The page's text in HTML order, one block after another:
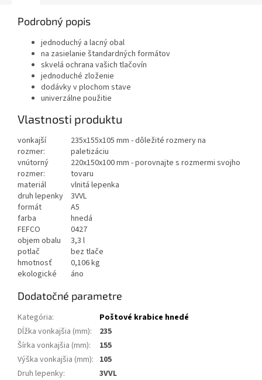
Podrobný popis
jednoduchý a lacný obal
na zasielanie štandardných formátov
skvelá ochrana vašich tlačovín
jednoduché zloženie
dodávky v plochom stave
univerzálne použitie
Vlastnosti produktu
vonkajší
rozmer:
235x155x105 mm - dôležité rozmery na
paletizáciu
vnútorný
rozmer:
220x150x100 mm - porovnajte s rozmermi svojho
tovaru
materiál
vlnitá lepenka
druh lepenky
3VVL
formát
A5
farba
hnedá
FEFCO
0427
objem obalu
3,3 l
potlač
bez tlače
hmotnosť
0,106 kg
ekologické
áno
Dodatočné parametre
Kategória:
Poštové krabice hnedé
Dĺžka vonkajšia (mm):
235
Šírka vonkajšia (mm):
155
Výška vonkajšia (mm): 105
Druh lepenky:
3VVL